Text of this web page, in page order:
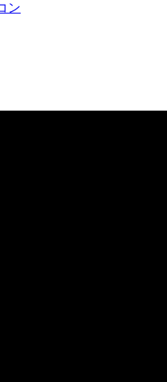
ン